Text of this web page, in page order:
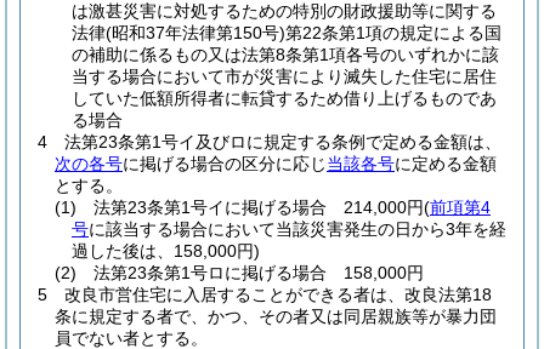
は激甚災害に対処するための特別の財政援助等に関する
法律(昭和37年法律第150号)第22条第1項の規定による国
の補助に係るもの又は法第8条第1項各号のいずれかに該
当する場合において市が災害により滅失した住宅に居住
していた低額所得者に転貸するため借り上げるものであ
る場合
4
法第23条第1号イ及びロに規定する条例で定める金額は、
次の各号に掲げる場合の区分に応じ当該各号に定める金額
とする。
(1)
法第23条第1号イに掲げる場合 214,000円(前項第4
号に該当する場合において当該災害発生の日から3年を経
過した後は、158,000円)
(2)
法第23条第1号ロに掲げる場合 158,000円
5
改良市営住宅に入居することができる者は、改良法第18
条に規定する者で、かつ、その者又は同居親族等が暴力団
員でない者とする。